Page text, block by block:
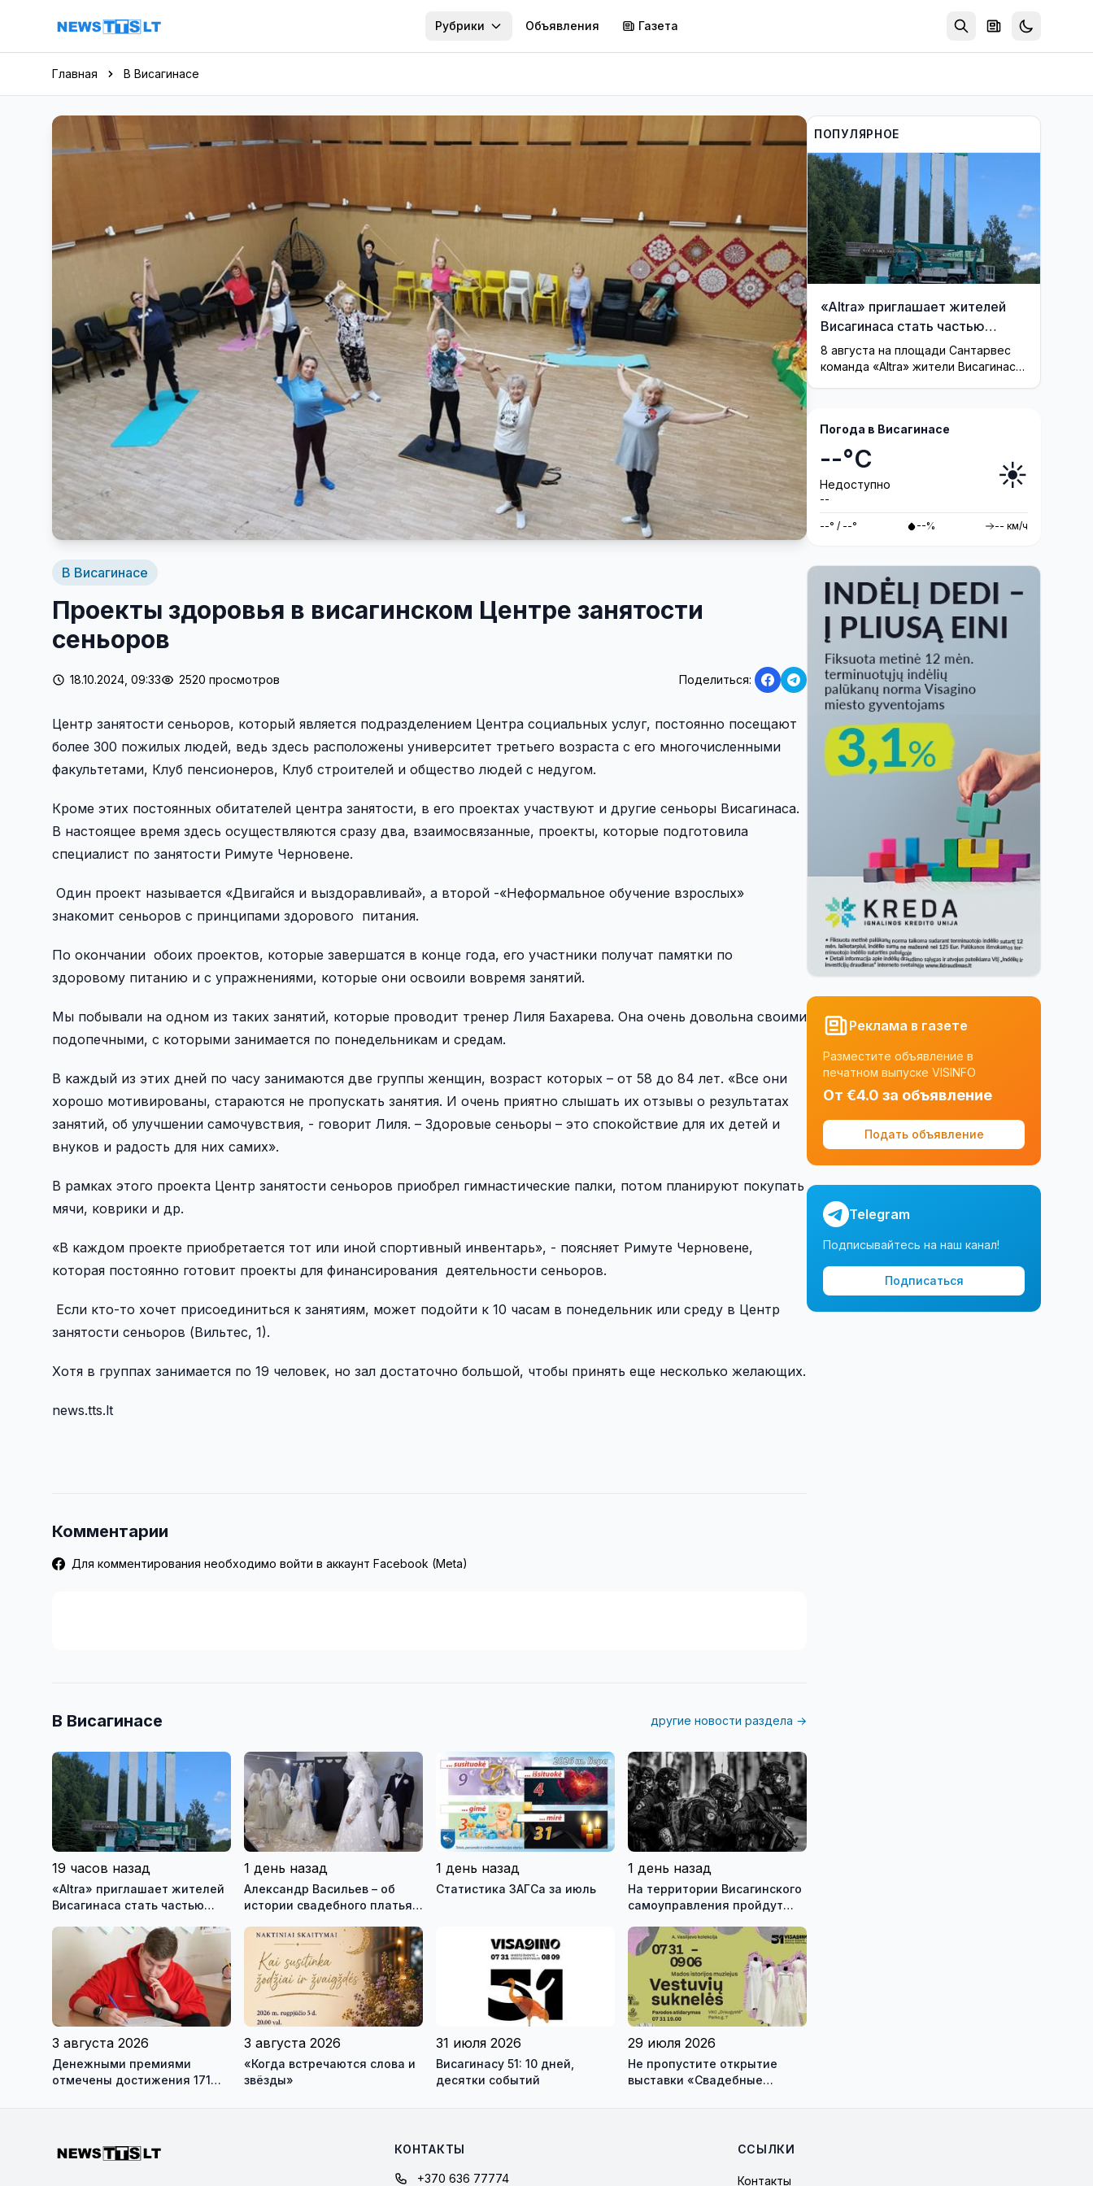
Перейти к содержимому
Рубрики Объявления Газета
Главная В Висагинасе
В Висагинасе
Проекты здоровья в висагинском Центре занятости
сеньоров
18.10.2024, 09:33 2520 просмотров Поделиться:
Центр занятости сеньоров, который является подразделением Центра социальных услуг, постоянно посещают
более 300 пожилых людей, ведь здесь расположены университет третьего возраста с его многочисленными
факультетами, Клуб пенсионеров, Клуб строителей и общество людей с недугом.
Кроме этих постоянных обитателей центра занятости, в его проектах участвуют и другие сеньоры Висагинаса.
В настоящее время здесь осуществляются сразу два, взаимосвязанные, проекты, которые подготовила
специалист по занятости Римуте Черновене.
Один проект называется «Двигайся и выздоравливай», а второй -«Неформальное обучение взрослых»
знакомит сеньоров с принципами здорового питания.
По окончании обоих проектов, которые завершатся в конце года, его участники получат памятки по
здоровому питанию и с упражнениями, которые они освоили вовремя занятий.
Мы побывали на одном из таких занятий, которые проводит тренер Лиля Бахарева. Она очень довольна своими
подопечными, с которыми занимается по понедельникам и средам.
В каждый из этих дней по часу занимаются две группы женщин, возраст которых – от 58 до 84 лет. «Все они
хорошо мотивированы, стараются не пропускать занятия. И очень приятно слышать их отзывы о результатах
занятий, об улучшении самочувствия, - говорит Лиля. – Здоровые сеньоры – это спокойствие для их детей и
внуков и радость для них самих».
В рамках этого проекта Центр занятости сеньоров приобрел гимнастические палки, потом планируют покупать
мячи, коврики и др.
«В каждом проекте приобретается тот или иной спортивный инвентарь», - поясняет Римуте Черновене,
которая постоянно готовит проекты для финансирования деятельности сеньоров.
Если кто-то хочет присоединиться к занятиям, может подойти к 10 часам в понедельник или среду в Центр
занятости сеньоров (Вильтес, 1).
Хотя в группах занимается по 19 человек, но зал достаточно большой, чтобы принять еще несколько желающих.
news.tts.lt
Комментарии
Для комментирования необходимо войти в аккаунт Facebook (Meta)
В Висагинасе другие новости раздела →
19 часов назад
«Altra» приглашает жителей
Висагинаса стать частью
1 день назад
Александр Васильев – об
истории свадебного платья и
истории моды (видео)
1 день назад
Статистика ЗАГСа за июль
1 день назад
На территории Висагинского
самоуправления пройдут
антитеррористические
учения «Baltic Shadow»
3 августа 2026
Денежными премиями
отмечены достижения 171
3 августа 2026
«Когда встречаются слова и
звёзды»
31 июля 2026
Висагинасу 51: 10 дней,
десятки событий
29 июля 2026
Не пропустите открытие
выставки «Свадебные
ПОПУЛЯРНОЕ
«Altra» приглашает жителей
Висагинаса стать частью
истории обновлённой стелы
8 августа на площади Сантарвес
команда «Altra» жители Висагинаса
Погода в Висагинасе
--°C
Недоступно
--
☀️
--° / --° --% -- км/ч
Реклама в газете
Разместите объявление в
печатном выпуске VISINFO
От €4.0 за объявление
Подать объявление
Telegram
Подписывайтесь на наш канал!
Подписаться
КОНТАКТЫ
+370 636 77774
ССЫЛКИ
Контакты